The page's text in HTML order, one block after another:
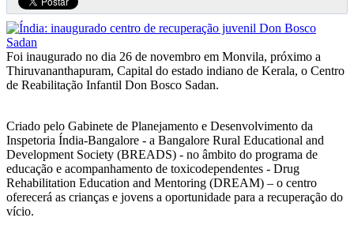
Foi inaugurado no dia 26 de novembro em Monvila, próximo a
Thiruvananthapuram, Capital do estado indiano de Kerala, o Centro
de Reabilitação Infantil Don Bosco Sadan.
Criado pelo Gabinete de Planejamento e Desenvolvimento da
Inspetoria Índia-Bangalore - a Bangalore Rural Educational and
Development Society (BREADS) - no âmbito do programa de
educação e acompanhamento de toxicodependentes - Drug
Rehabilitation Education and Mentoring (DREAM) – o centro
oferecerá as crianças e jovens a oportunidade para a recuperação do
vício.